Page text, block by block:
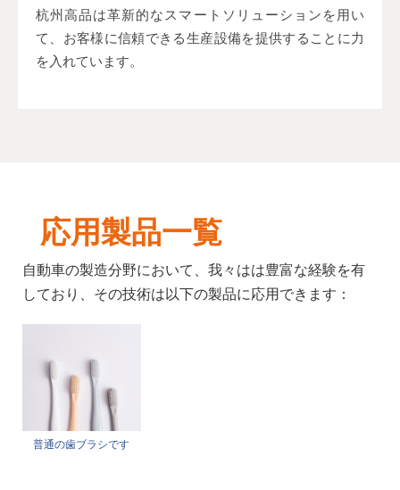
杭州高品は革新的なスマートソリューションを用い
て、お客様に信頼できる生産設備を提供することに力
を入れています。
応用製品一覧
自動車の製造分野において、我々はは豊富な経験を有
しており、その技術は以下の製品に応用できます：
普通の歯ブラシです